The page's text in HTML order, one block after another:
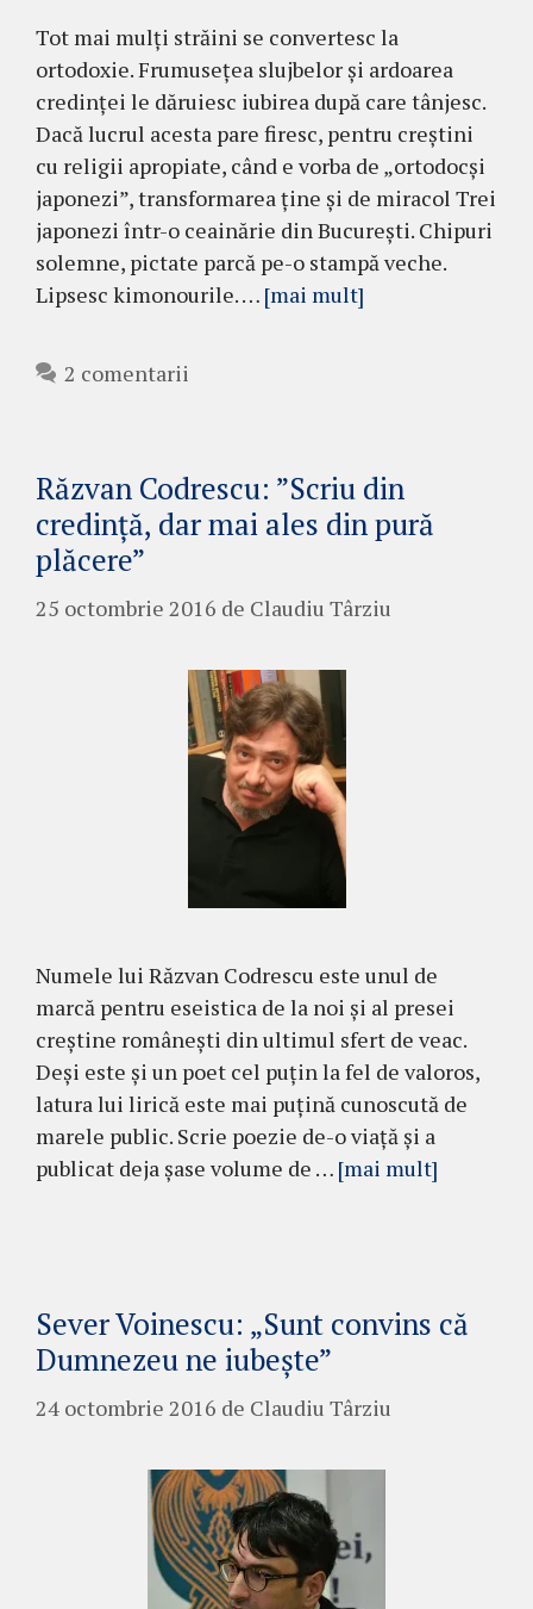
Tot mai mulţi străini se convertesc la
ortodoxie. Frumuseţea slujbelor şi ardoarea
credinţei le dăruiesc iubirea după care tânjesc.
Dacă lucrul acesta pare firesc, pentru creştini
cu religii apropiate, când e vorba de „ortodocşi
japonezi”, transformarea ţine şi de miracol Trei
japonezi într-o ceainărie din Bucureşti. Chipuri
solemne, pictate parcă pe-o stampă veche.
Lipsesc kimonourile. … [mai mult]
2 comentarii
Răzvan Codrescu: ”Scriu din
credință, dar mai ales din pură
plăcere”
25 octombrie 2016 de Claudiu Târziu
Numele lui Răzvan Codrescu este unul de
marcă pentru eseistica de la noi și al presei
creștine românești din ultimul sfert de veac.
Deși este și un poet cel puțin la fel de valoros,
latura lui lirică este mai puțină cunoscută de
marele public. Scrie poezie de-o viață și a
publicat deja șase volume de … [mai mult]
Sever Voinescu: „Sunt convins că
Dumnezeu ne iubeşte”
24 octombrie 2016 de Claudiu Târziu